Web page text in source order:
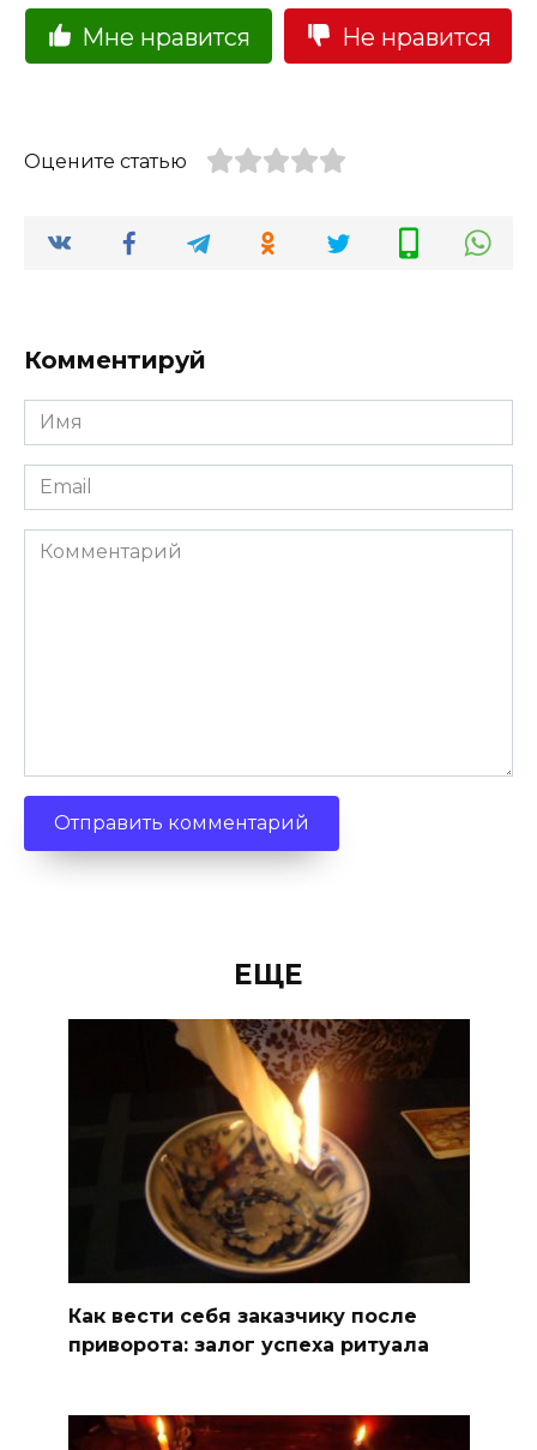
Мне нравится Не нравится
Оцените статью
Комментируй
Имя
Email
Комментарий
ЕЩЕ
Как вести себя заказчику после
приворота: залог успеха ритуала